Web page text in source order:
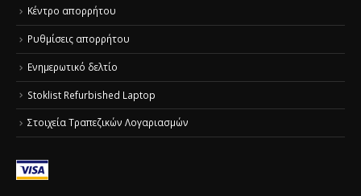
Κέντρο απορρήτου
Ρυθμίσεις απορρήτου
Ενημερωτικό δελτίο
Stoklist Refurbished Laptop
Στοιχεία Τραπεζικών Λογαριασμών